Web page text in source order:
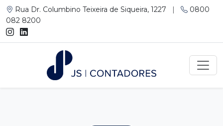
Rua Dr. Columbino Teixeira de Siqueira, 1227 |
0800
082 8200